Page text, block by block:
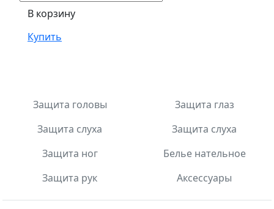
В корзину
Купить
Защита головы
Защита слуха
Защита ног
Защита рук
Защита глаз
Защита слуха
Белье нательное
Аксессуары